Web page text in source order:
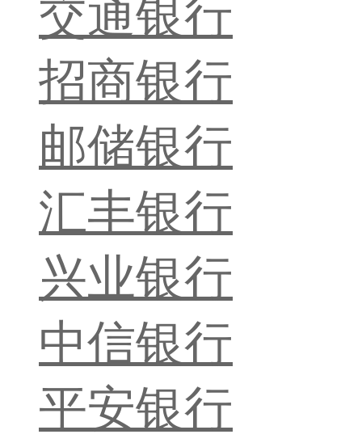
交通银行
招商银行
邮储银行
汇丰银行
兴业银行
中信银行
平安银行